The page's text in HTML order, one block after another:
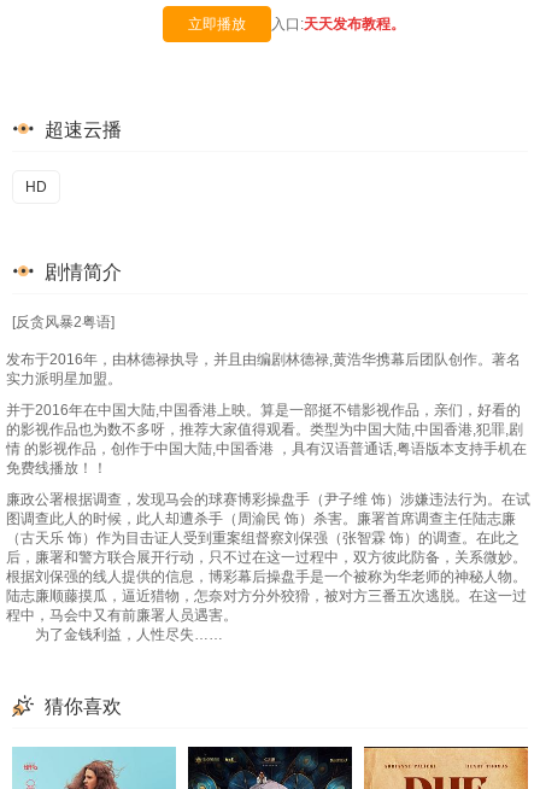
立即播放 入口:天天发布教程。
超速云播
HD
剧情简介
[反贪风暴2粤语]
发布于2016年，由林德禄执导，并且由编剧林德禄,黄浩华携幕后团队创作。著名
实力派明星加盟。
并于2016年在中国大陆,中国香港上映。算是一部挺不错影视作品，亲们，好看的
的影视作品也为数不多呀，推荐大家值得观看。类型为中国大陆,中国香港,犯罪,剧
情 的影视作品，创作于中国大陆,中国香港 ，具有汉语普通话,粤语版本支持手机在
免费线播放！！
廉政公署根据调查，发现马会的球赛博彩操盘手（尹子维 饰）涉嫌违法行为。在试
图调查此人的时候，此人却遭杀手（周渝民 饰）杀害。廉署首席调查主任陆志廉
（古天乐 饰）作为目击证人受到重案组督察刘保强（张智霖 饰）的调查。在此之
后，廉署和警方联合展开行动，只不过在这一过程中，双方彼此防备，关系微妙。
根据刘保强的线人提供的信息，博彩幕后操盘手是一个被称为华老师的神秘人物。
陆志廉顺藤摸瓜，逼近猎物，怎奈对方分外狡猾，被对方三番五次逃脱。在这一过
程中，马会中又有前廉署人员遇害。
为了金钱利益，人性尽失……
猜你喜欢